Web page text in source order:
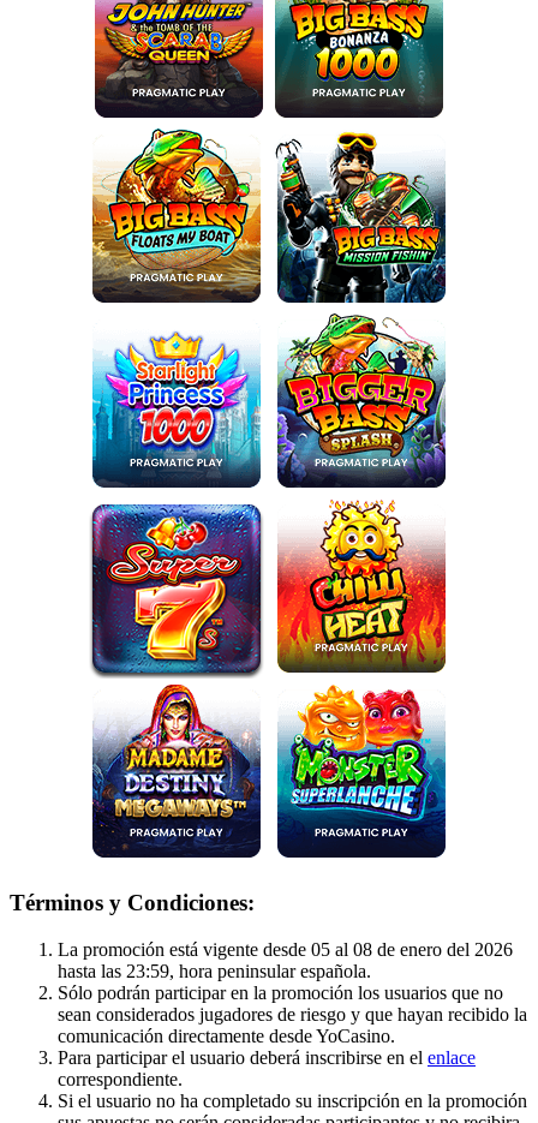
Términos y Condiciones:
La promoción está vigente desde 05 al 08 de enero del 2026
hasta las 23:59, hora peninsular española.
Sólo podrán participar en la promoción los usuarios que no
sean considerados jugadores de riesgo y que hayan recibido la
comunicación directamente desde YoCasino.
Para participar el usuario deberá inscribirse en el enlace
correspondiente.
Si el usuario no ha completado su inscripción en la promoción